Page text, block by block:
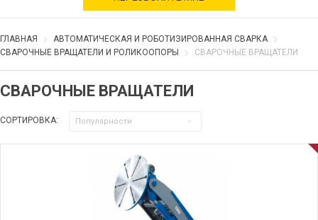
ГЛАВНАЯ
АВТОМАТИЧЕСКАЯ И РОБОТИЗИРОВАННАЯ СВАРКА
СВАРОЧНЫЕ ВРАЩАТЕЛИ И РОЛИКООПОРЫ
СВАРОЧНЫЕ ВРАЩАТЕЛИ
СВАРОЧНЫЕ ВРАЩАТЕЛИ
СОРТИРОВКА: Популярности